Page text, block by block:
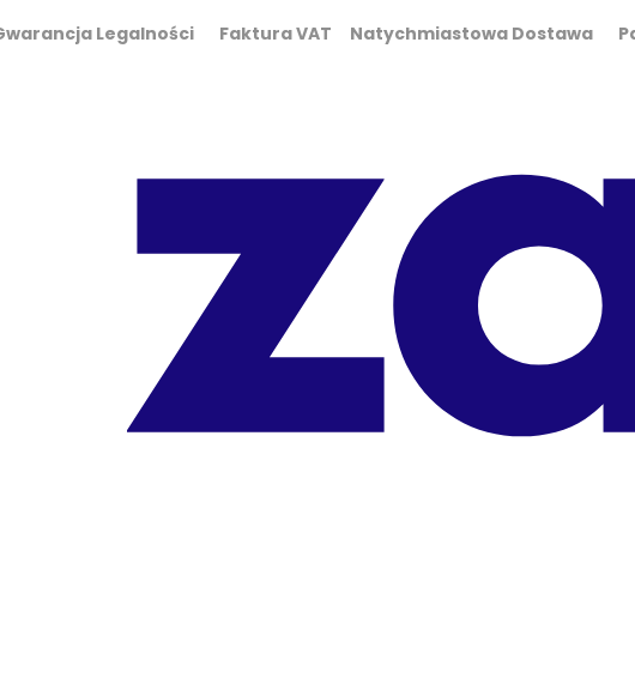
Legalności Faktura VAT Natychmiastowa Dostawa